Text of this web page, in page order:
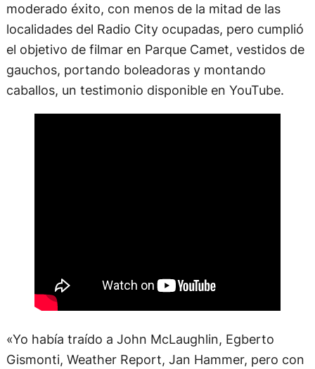
moderado éxito, con menos de la mitad de las
localidades del Radio City ocupadas, pero cumplió
el objetivo de filmar en Parque Camet, vestidos de
gauchos, portando boleadoras y montando
caballos, un testimonio disponible en YouTube.
«Yo había traído a John McLaughlin, Egberto
Gismonti, Weather Report, Jan Hammer, pero con